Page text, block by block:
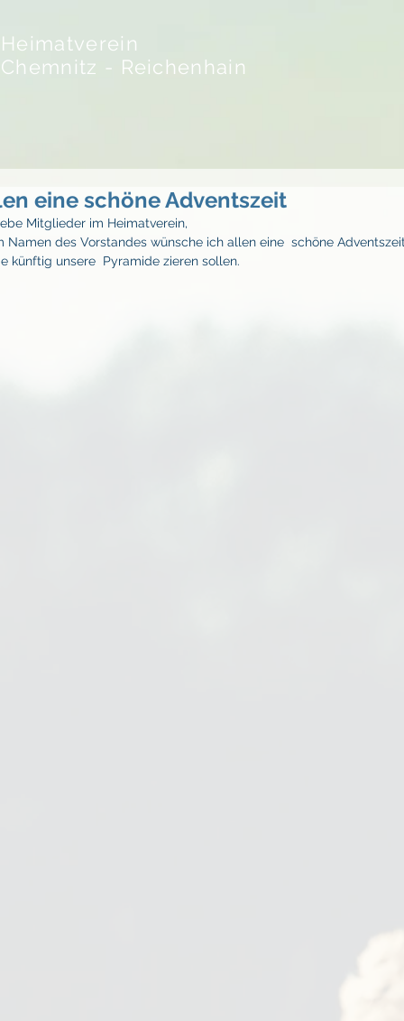
Heimatverein
Chemnitz - Reichenhain
eine schöne Adventszeit
Mitglieder im Heimatverein,
Namen des Vorstandes wünsche ich allen eine  schöne
künftig unsere  Pyramide zieren sollen.